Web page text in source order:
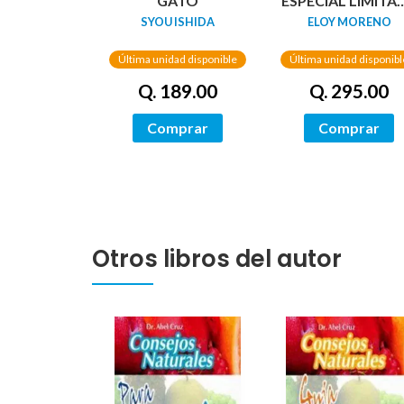
SYOU ISHIDA
Última unidad disponible
Q. 189.00
Comprar
GUARDAS
NETWORKS
ELOY MORENO
Última unidad
Q. 295.00
Comprar
Otros libros del autor